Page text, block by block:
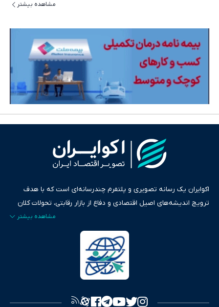
مشاهده بیشتر
اکوایران یک رسانه تصویری و پلتفرم چندرسانه‌ای است که با هدف
ترویج اندیشه‌های اصیل اقتصادی و دفاع از بازار رقابتی، تحولات کلان
ایران و جهان را در قالب‌های ویدیو، پادکست، متن و گزارش‌های تحلیلی
پایش می‌کند. این رسانه به عنوان منبعی دقیق و قابل اعتماد، فراتر از
اطلاع‌رسانی صرف، به تبیین سیاست‌ها و کارکردهای بازارهای مالی،
سرمایه‌گذاری، تجارت و حوزه‌های نوظهور می‌پردازد. اکوایران با پایبندی
به اصول «انصاف، امانت و صداقت»، بستری برای انعکاس آراء متنوع
تصویری شفاف از واقعیت‌های اقتصادی ارائه دهد. ما در اکوایران با